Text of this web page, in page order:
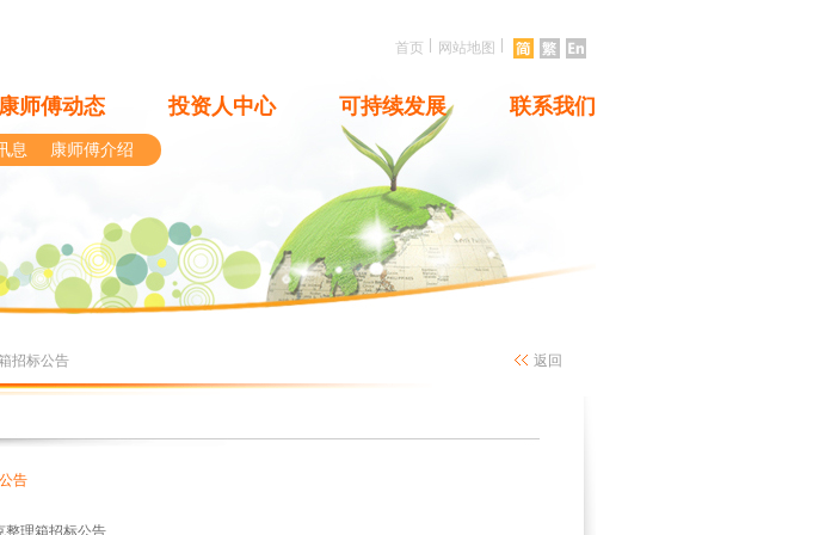
首页 网站地图
康师傅动态 投资人中心 可持续发展 联系我们
息 康师傅介绍
招标公告 返回
告
整理箱招标公告